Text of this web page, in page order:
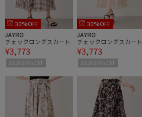
30%OFF
JAYRO
チェックロングスカート
¥3,773
2BUY10%OFF
30%OFF
JAYRO
チェックロングスカート
¥3,773
2BUY10%OFF